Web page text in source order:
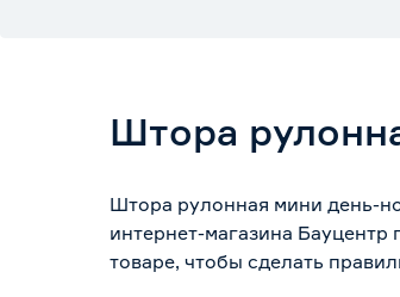
Штора
Штора рулонная мини день-
интернет-магазина
товаре, чтобы сделать